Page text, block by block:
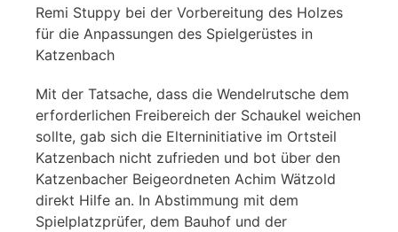
Remi Stuppy bei der Vorbereitung des Holzes
für die Anpassungen des Spielgerüstes in
Katzenbach
Mit der Tatsache, dass die Wendelrutsche dem
erforderlichen Freibereich der Schaukel weichen
sollte, gab sich die Elterninitiative im Ortsteil
Katzenbach nicht zufrieden und bot über den
Katzenbacher Beigeordneten Achim Wätzold
direkt Hilfe an. In Abstimmung mit dem
Spielplatzprüfer, dem Bauhof und der